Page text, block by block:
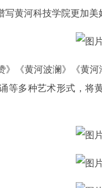
黄河科技学院更加美
》《黄河波澜》《黄
等多种艺术形式，将